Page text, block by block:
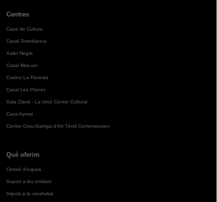
Centres
Casa de Cultura
Casal Torreblanca
Xalet Negre
Casal Mira-sol
Casino La Floresta
Casal Les Planes
Sala Clavé - La Unió Centre Cultural
Casa Aymat
Centre Grau-Garriga d'Art Tèxtil Contemporani
Què oferim
Cessió d'espais
Suport a les entitats
Impuls a la creativitat